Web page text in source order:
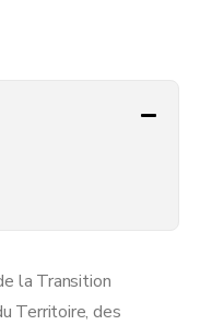
la Transition
Territoire, des